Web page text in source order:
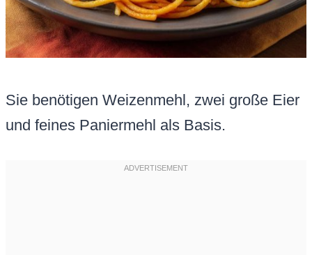
Sie benötigen Weizenmehl, zwei große Eier
und feines Paniermehl als Basis.